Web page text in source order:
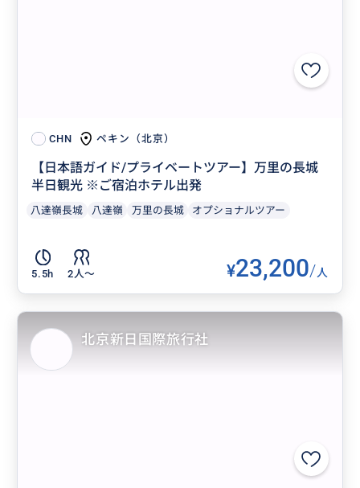
CHN ペキン（北京）
【日本語ガイド/プライベートツアー】万里の長城
半日観光 ※ご宿泊ホテル出発
八達嶺長城 八達嶺 万里の長城 オプショナルツアー
5.5h 2人〜 ¥23,200/人
北京新日国際旅行社